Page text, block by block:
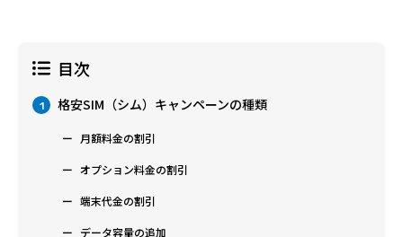
目次
1 格安SIM（シム）キャンペーンの種類
月額料金の割引
オプション料金の割引
端末代金の割引
データ容量の追加